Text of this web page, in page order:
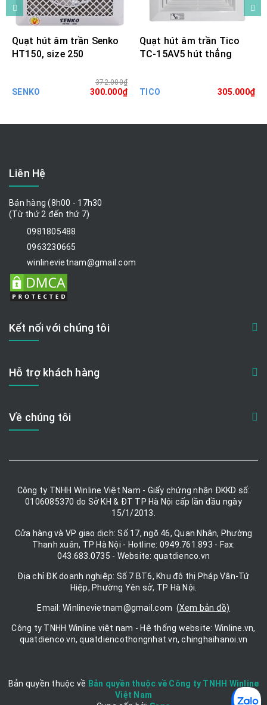
Quạt hút âm trần Senko
HT150, size 250
SENKO
372.000₫
300.000₫
Quạt hút âm trần Tico
TC-15AV5 hút thẳng
TICO 305.000₫
Liên Hệ
Bán hàng (8h00 - 17h30
(Từ thứ 2 đến thứ 7)
0981805488
0963230665
winlinevietnam@gmail.com
Kết nối với chúng tôi
Hỗ trợ khách hàng
Về chúng tôi
Công ty TNHH Winline Việt Nam - Giấy chứng nhận ĐKKD số:
0106085370 do Sở KH & ĐT TP Hà Nội cấp lần đầu ngày
15/1/2013.
Cửa hàng và VP giao dịch: Số 17, ngõ 46, Quan Nhân, Phường
Thanh xuân, TP Hà Nội - Hotline: 0949.761.893 - Fax:
043.683.0735 - Website: quatdienco.vn
Địa chỉ ĐK doanh nghiệp: Số 7 BT6, Khu đô thị Pháp Vân-Tứ
Hiệp, Phường Yên sở, TP Hà Nội.
Email: Winlinevietnam@gmail.com (Xem bản đồ)
Công ty TNHH Winline việt nam - Hệ thống website: Winline.vn,
quatdienco.vn, quatdiencothongnhat.vn, chinghaihanoi.vn
Bản quyền thuộc về Bản quyền thuộc về Công ty TNHH Winline
Việt Nam